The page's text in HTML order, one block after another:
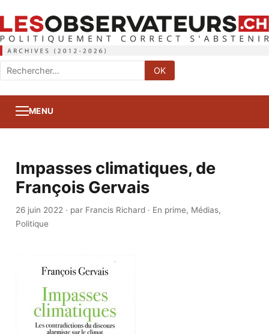
Rechercher
:
OK
MENU
Impasses climatiques, de
François Gervais
26 juin 2022· par Francis Richard· En prime, Médias,
Politique